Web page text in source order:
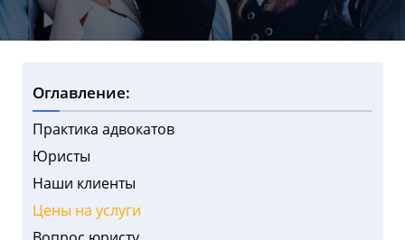
Оглавление:
Практика адвокатов
Юристы
Наши клиенты
Цены на услуги